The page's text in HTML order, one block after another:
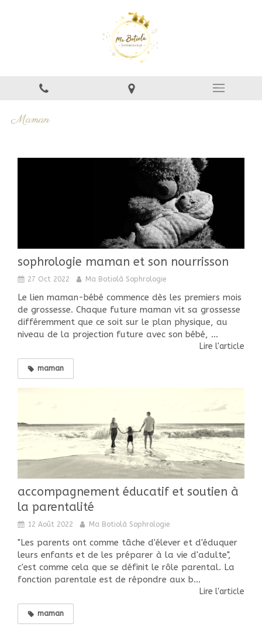
Maman
sophrologie maman et son nourrisson
27 Oct 2022 Ma Botiolà Sophrologie
Le lien maman-bébé commence dès les premiers mois
de grossesse. Chaque future maman vit sa grossesse
différemment que ce soit sur le plan physique, au
niveau de la projection future avec son bébé, ...
Lire l'article
maman
accompagnement éducatif et soutien à
la parentalité
12 Août 2022 Ma Botiolà Sophrologie
"Les parents ont comme tâche d'élever et d'éduquer
leurs enfants et de les préparer à la vie d'adulte",
c'est comme cela que se définit le rôle parental. La
fonction parentale est de répondre aux b...
Lire l'article
maman